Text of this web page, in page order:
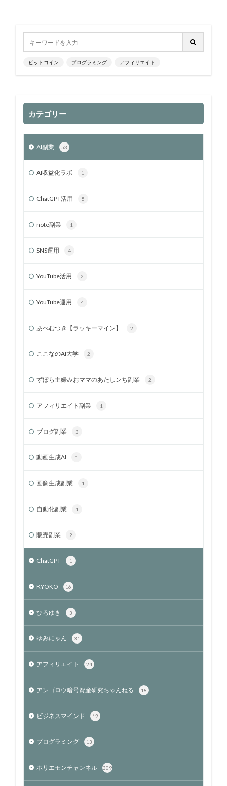
ビットコイン プログラミング アフィリエイト
カテゴリー
AI副業 53
AI収益化ラボ 1
ChatGPT活用 5
note副業 1
SNS運用 4
YouTube活用 2
YouTube運用 4
あべむつき【ラッキーマイン】 2
ここなのAI大学 2
ずぼら主婦みおママのあたしンち副業 2
アフィリエイト副業 1
ブログ副業 3
動画生成AI 1
画像生成副業 1
自動化副業 1
販売副業 2
ChatGPT 1
KYOKO 16
ひろゆき 3
ゆみにゃん 31
アフィリエイト 24
アンゴロウ暗号資産研究ちゃんねる 18
ビジネスマインド 12
プログラミング 13
ホリエモンチャンネル 309